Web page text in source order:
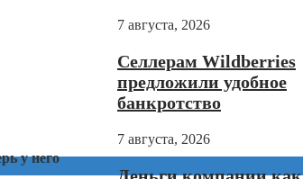
у него
7 августа, 2026
Селлерам Wildberries
предложили удобное
банкротство
7 августа, 2026